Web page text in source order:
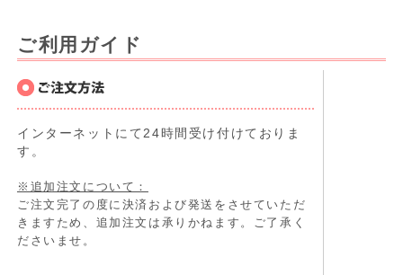
ご利用ガイド
インターネットにて24時間受け付けておりま
す。
※追加注文について：
ご注文完了の度に決済および発送をさせていただ
きますため、追加注文は承りかねます。ご了承く
ださいませ。